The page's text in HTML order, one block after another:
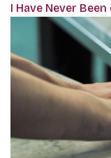
I Have Never